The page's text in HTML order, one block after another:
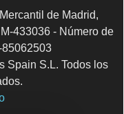
de Madrid,
433036 - Número de
85062503
Spain S.L. Todos los